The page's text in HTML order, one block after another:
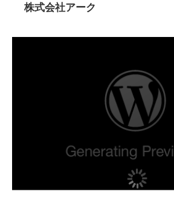
株式会社アーク